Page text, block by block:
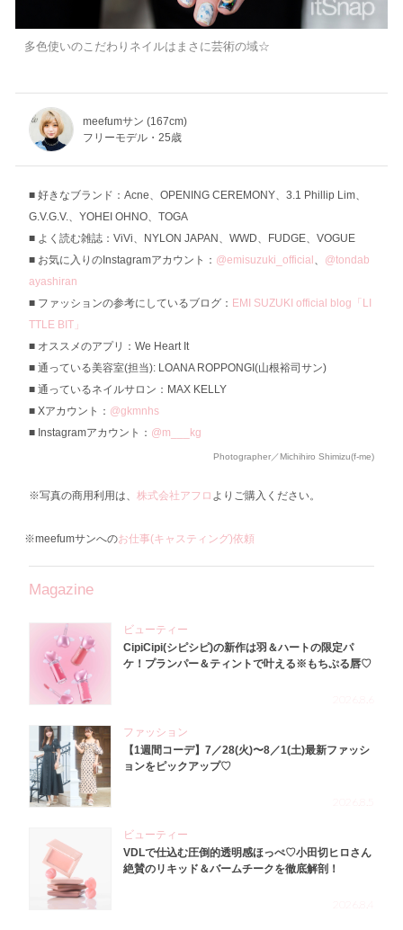
多色使いのこだわりネイルはまさに芸術の域☆
meefumサン (167cm)
フリーモデル・25歳
好きなブランド：Acne、OPENING CEREMONY、3.1 Phillip Lim、
G.V.G.V.、YOHEI OHNO、TOGA
よく読む雑誌：ViVi、NYLON JAPAN、WWD、FUDGE、VOGUE
お気に入りのInstagramアカウント： @emisuzuki_official 、 @tondab
ayashiran
ファッションの参考にしているブログ： EMI SUZUKI official blog「LI
TTLE BIT」
オススメのアプリ：We Heart It
通っている美容室(担当): LOANA ROPPONGI(山根裕司サン)
通っているネイルサロン：MAX KELLY
Xアカウント： @gkmnhs
Instagramアカウント： @m___kg
Photographer／Michihiro Shimizu(f-me)
※写真の商用利用は、 株式会社アフロ よりご購入ください。
※meefumサンへのお仕事(キャスティング)依頼
Magazine
ビューティー
CipiCipi(シピシピ)の新作は羽＆ハートの限定パ
ケ！プランパー＆ティントで叶える※もちぷる唇♡
ファッション
【1週間コーデ】7／28(火)〜8／1(土)最新ファッシ
ョンをピックアップ♡
ビューティー
VDLで仕込む圧倒的透明感ほっぺ♡小田切ヒロさん
絶賛のリキッド＆バームチークを徹底解剖！